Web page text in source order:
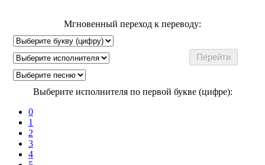
Мгновенный переход к переводу:
Выберите исполнителя по первой букве (цифре):
0
1
2
3
4